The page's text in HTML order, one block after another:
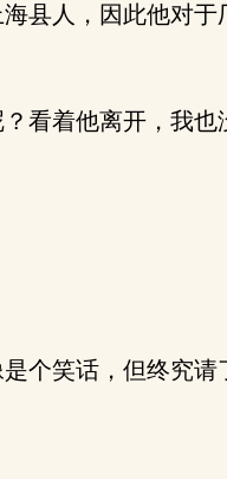
县人，因此他对于
看着他离开，我也
个笑话，但终究请